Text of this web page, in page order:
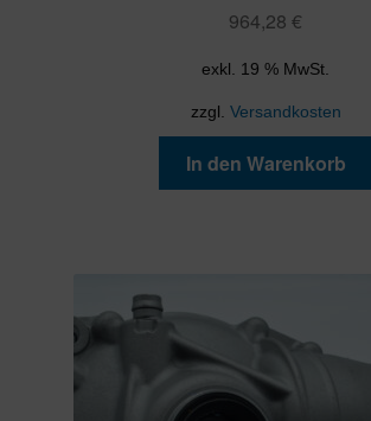
964,28 €
exkl. 19 % MwSt.
zzgl. Versandkosten
In den Warenkorb